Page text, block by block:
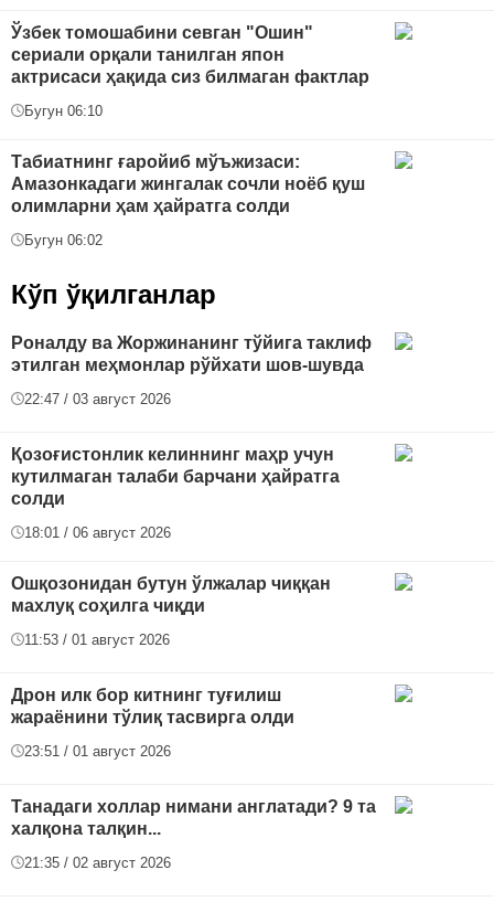
Ўзбек томошабини севган "Ошин"
сериали орқали танилган япон
актрисаси ҳақида сиз билмаган фактлар
Бугун 06:10
Табиатнинг ғаройиб мўъжизаси:
Амазонкадаги жингалак сочли ноёб қуш
олимларни ҳам ҳайратга солди
Бугун 06:02
Кўп ўқилганлар
Роналду ва Жоржинанинг тўйига таклиф
этилган меҳмонлар рўйхати шов-шувда
22:47 / 03 август 2026
Қозоғистонлик келиннинг маҳр учун
кутилмаган талаби барчани ҳайратга
солди
18:01 / 06 август 2026
Ошқозонидан бутун ўлжалар чиққан
махлуқ соҳилга чиқди
11:53 / 01 август 2026
Дрон илк бор китнинг туғилиш
жараёнини тўлиқ тасвирга олди
23:51 / 01 август 2026
Танадаги холлар нимани англатади? 9 та
халқона талқин...
21:35 / 02 август 2026